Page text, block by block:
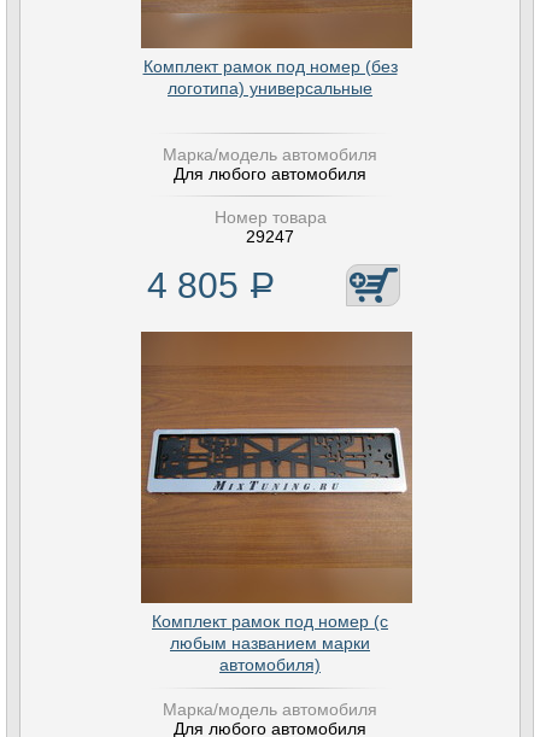
Комплект рамок под номер (без
логотипа) универсальные
Марка/модель автомобиля
Для любого автомобиля
Номер товара
29247
4 805 Р
Комплект рамок под номер (с
любым названием марки
автомобиля)
Марка/модель автомобиля
Для любого автомобиля